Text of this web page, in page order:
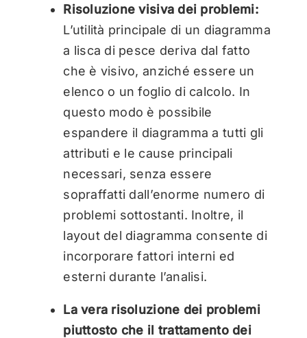
Risoluzione visiva dei problemi:
L’utilità principale di un diagramma
a lisca di pesce deriva dal fatto
che è visivo, anziché essere un
elenco o un foglio di calcolo. In
questo modo è possibile
espandere il diagramma a tutti gli
attributi e le cause principali
necessari, senza essere
sopraffatti dall’enorme numero di
problemi sottostanti. Inoltre, il
layout del diagramma consente di
incorporare fattori interni ed
esterni durante l’analisi.
La vera risoluzione dei problemi
piuttosto che il trattamento dei